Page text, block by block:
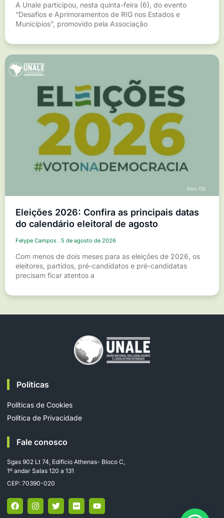
A Unale participou, nesta quinta-feira (6), do evento
“Desafios e Aprimoramentos de RIG nos Estados e
Municípios”, promovido pela Associação
Eleições 2026: Confira as principais datas
do calendário eleitoral de agosto
Felype Campos 5 de agosto de 2026
Com menos de dois meses para as eleições de 2026, os
eleitores, partidos, pré-candidatos e pré-candidatas
precisam ficar atentos a
Políticas
Políticas de Cookies
Política de Privacidade
Fale conosco
Sgas 902 Lt 74, Edifício Athenas- Bloco C,
1º andar Salas 120 a 131
CEP: 70390-020